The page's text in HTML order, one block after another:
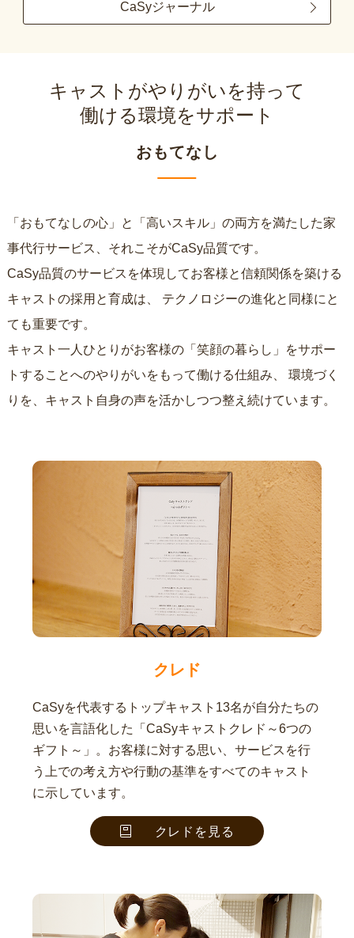
CaSyジャーナル
キャストがやりがいを持って
働ける環境をサポート
おもてなし
「おもてなしの心」と「高いスキル」の両方を満たした家
事代行サービス、それこそがCaSy品質です。
CaSy品質のサービスを体現してお客様と信頼関係を築ける
キャストの採用と育成は、
ても重要です。
キャスト一人ひとりがお客様の「笑顔の暮らし」をサポー
トすることへのやりがいをもって働ける仕組み、
りを、キャスト自身の声を活かしつつ整え続けています。
クレド
CaSyを代表するトップキャスト13名が自分たちの
思いを言語化した「CaSyキャストクレド～6つの
ギフト～」。お客様に対する思い、サービスを行
う上での考え方や行動の基準をすべてのキャスト
に示しています。
クレドを見る